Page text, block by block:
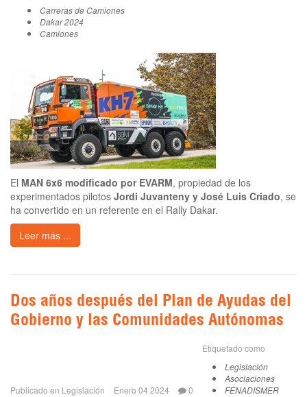
Carreras de Camiones
Dakar 2024
Camiones
El MAN 6x6 modificado por EVARM, propiedad de los
experimentados pilotos Jordi Juvanteny y José Luis Criado, se
ha convertido en un referente en el Rally Dakar.
Leer más ...
Dos años después del Plan de Ayudas del
Gobierno y las Comunidades Autónomas
Publicado en Legislación Enero 04 2024 0
Etiquetado como
Legislación
Asociaciones
FENADISMER